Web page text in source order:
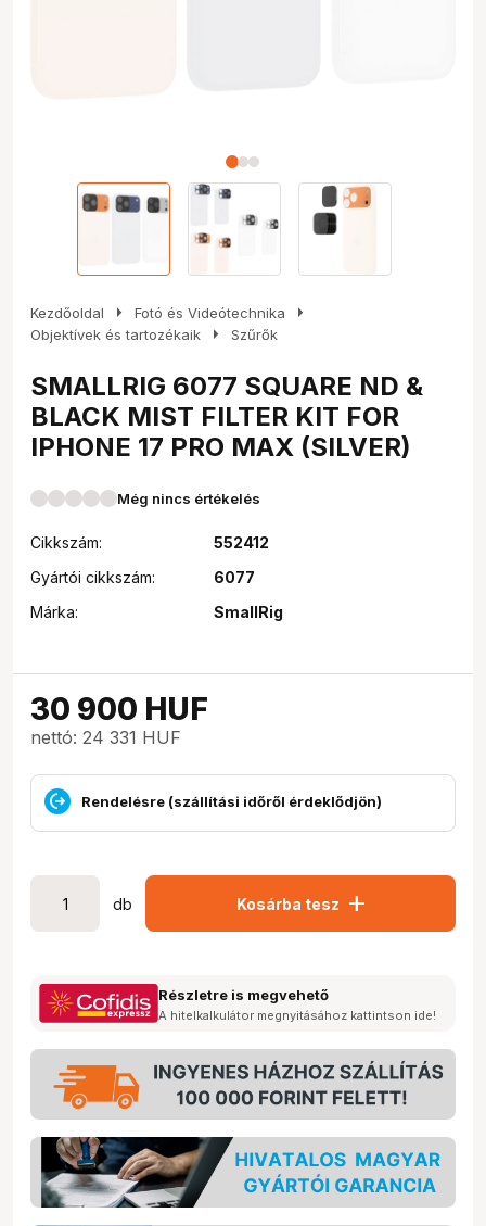
Kezdőoldal arrow_right Fotó és Videótechnika arrow_right
Objektívek és tartozékaik arrow_right Szűrők
SMALLRIG 6077 SQUARE ND &
BLACK MIST FILTER KIT FOR
IPHONE 17 PRO MAX (SILVER)
Még nincs értékelés
Cikkszám:
552412
Gyártói cikkszám:
6077
Márka:
SmallRig
30 900 HUF
nettó: 24 331 HUF
Rendelésre (szállítási időről érdeklődjön)
db Kosárba tesz add
Részletre is megvehető
A hitelkalkulátor megnyitásához kattintson ide!